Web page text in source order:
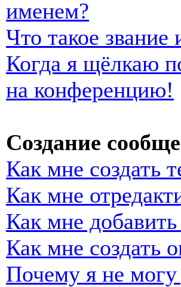
именем?
Что такое звание
Когда я щёлкаю
на конференцию!
Создание
Как мне создать
Как мне
Как мне
Как мне создать
Почему я не могу